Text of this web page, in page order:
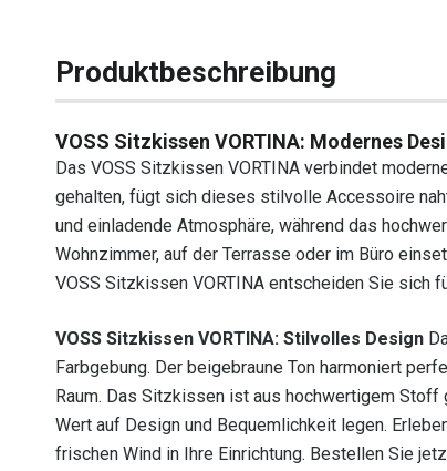
Produktbeschreibung
VOSS Sitzkissen VORTINA: Modernes
Das VOSS Sitzkissen VORTINA verbindet
gehalten, fügt sich dieses stilvolle Accessoire
und einladende Atmosphäre, während das
Wohnzimmer, auf der Terrasse oder im Büro
VOSS Sitzkissen VORTINA entscheiden Sie sich
VOSS Sitzkissen VORTINA: Stilvolles Design
Farbgebung. Der beigebraune Ton harmoniert
Raum. Das Sitzkissen ist aus hochwertigem
Wert auf Design und Bequemlichkeit legen.
frischen Wind in Ihre Einrichtung. Bestellen Sie